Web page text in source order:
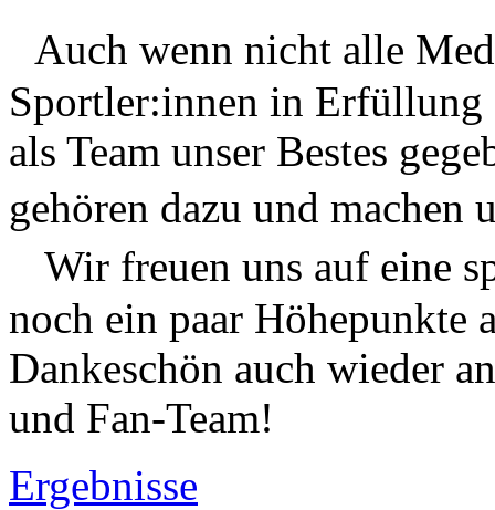
Auch wenn nicht alle
Sportler:innen in Erfüllung
als Team unser Bestes
gehören dazu und
Wir freuen uns auf eine
noch ein paar Höhepunkte
Dankeschön auch wieder
und Fan-Team!
Ergebnisse